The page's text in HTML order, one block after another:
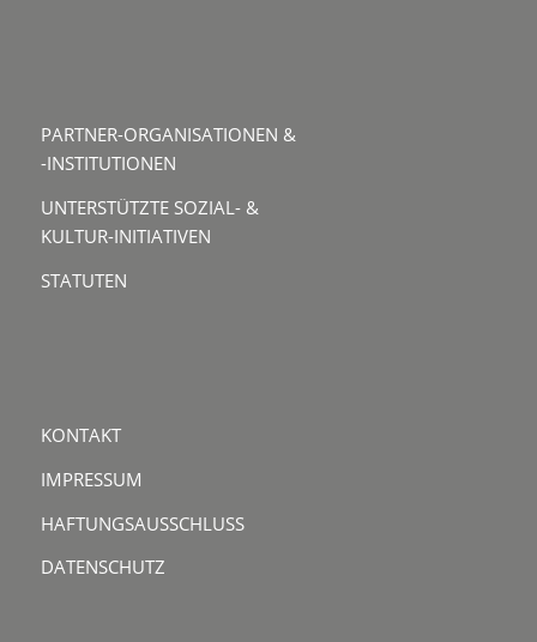
PARTNER-ORGANISATIONEN &
-INSTITUTIONEN
UNTERSTÜTZTE SOZIAL- &
KULTUR-INITIATIVEN
STATUTEN
KONTAKT
IMPRESSUM
HAFTUNGSAUSSCHLUSS
DATENSCHUTZ